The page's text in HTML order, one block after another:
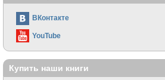
ВКонтакте
YouTube
Купить наши книги